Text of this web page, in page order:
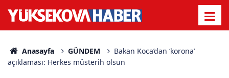
Anasayfa GÜNDEM
Bakan Koca’dan ‘korona’
açıklaması: Herkes müsterih olsun